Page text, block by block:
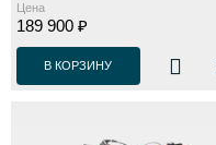
Цена
189 900 ₽
В КОРЗИНУ